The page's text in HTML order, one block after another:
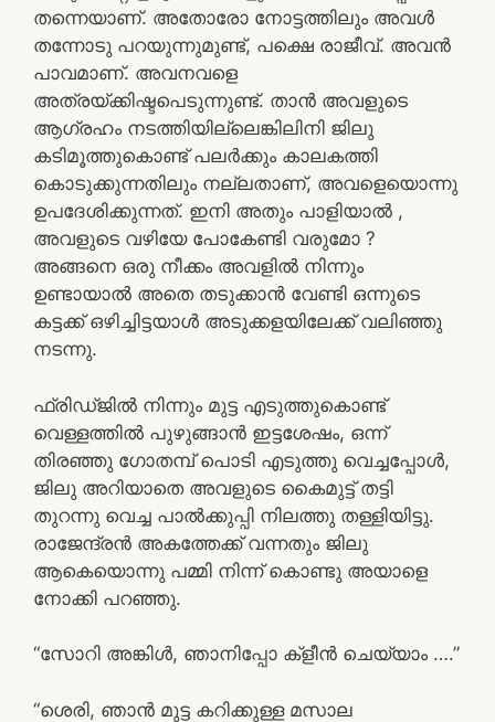
തന്നെയാണ്. അതോരോ നോട്ടത്തിലും അവൾ
തന്നോടു പറയുന്നുമുണ്ട്, പക്ഷെ രാജീവ്. അവൻ
പാവമാണ്. അവനവളെ
അത്രയ്ക്കിഷ്ടപെടുന്നുണ്ട്. താൻ അവളുടെ
ആഗ്രഹം നടത്തിയില്ലെങ്കിലിനി ജിലു
കടിമൂത്തുകൊണ്ട് പലർക്കും കാലകത്തി
കൊടുക്കുന്നതിലും നല്ലതാണ്, അവളെയൊന്നു
ഉപദേശിക്കുന്നത്. ഇനി അതും പാളിയാൽ ,
അവളുടെ വഴിയേ പോകേണ്ടി വരുമോ ?
അങ്ങനെ ഒരു നീക്കം അവളിൽ നിന്നും
ഉണ്ടായാൽ അതെ തടുക്കാൻ വേണ്ടി ഒന്നുടെ
കട്ടക്ക് ഒഴിച്ചിട്ടയാൾ അടുക്കളയിലേക്ക് വലിഞ്ഞു
നടന്നു.
ഫ്രിഡ്ജിൽ നിന്നും മുട്ട എടുത്തുകൊണ്ട്
വെള്ളത്തിൽ പുഴുങ്ങാൻ ഇട്ടശേഷം, ഒന്ന്
തിരഞ്ഞു ഗോതമ്പ് പൊടി എടുത്തു വെച്ചപ്പോൾ,
ജിലു അറിയാതെ അവളുടെ കൈമുട്ട് തട്ടി
തുറന്നു വെച്ച പാൽക്കുപ്പി നിലത്തു തള്ളിയിട്ടു.
രാജേന്ദ്രൻ അകത്തേക്ക് വന്നതും ജിലു
ആകെയൊന്നു പമ്മി നിന്ന് കൊണ്ടു അയാളെ
നോക്കി പറഞ്ഞു.
“സോറി അങ്കിൾ, ഞാനിപ്പോ ക്ളീൻ ചെയ്യാം ….”
“ശെരി, ഞാൻ മുട്ട കറിക്കുള്ള മസാല